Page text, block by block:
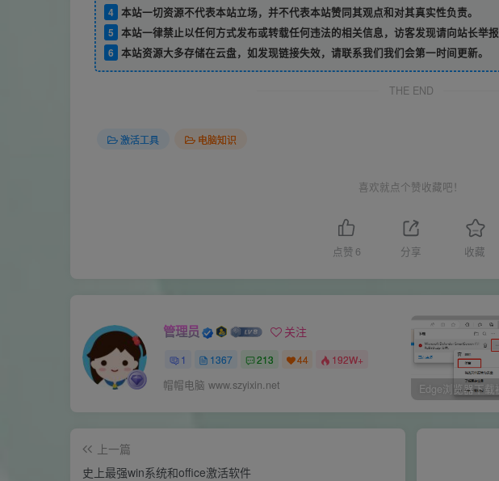
4 本站一切资源不代表本站立场，并不代表本站赞同其观点和对其真实性负责。
5 本站一律禁止以任何方式发布或转载任何违法的相关信息，访客发现请向站长举报
6 本站资源大多存储在云盘，如发现链接失效，请联系我们我们会第一时间更新。
THE END
激活工具 电脑知识
喜欢就点个赞收藏吧！
点赞 6 分享 收藏
管理员 关注
1 1367 213 44 192W+
帽帽电脑 www.szyixin.net
上一篇
史上最强win系统和office激活软件